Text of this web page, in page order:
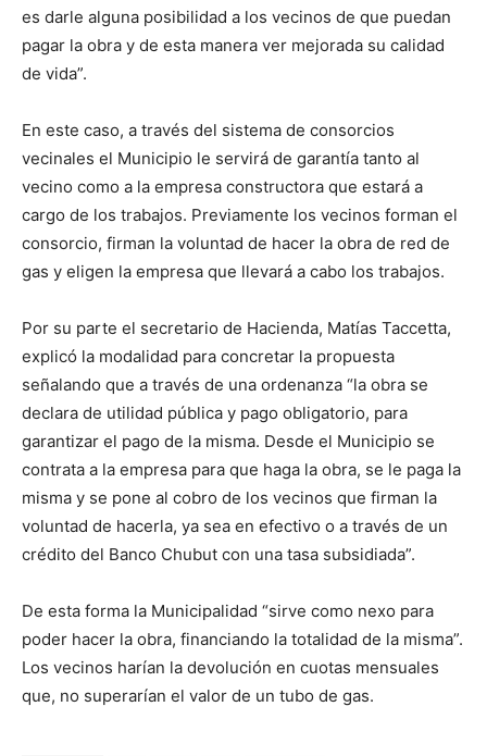
es darle alguna posibilidad a los vecinos de que puedan
pagar la obra y de esta manera ver mejorada su calidad
de vida”.
En este caso, a través del sistema de consorcios
vecinales el Municipio le servirá de garantía tanto al
vecino como a la empresa constructora que estará a
cargo de los trabajos. Previamente los vecinos forman el
consorcio, firman la voluntad de hacer la obra de red de
gas y eligen la empresa que llevará a cabo los trabajos.
Por su parte el secretario de Hacienda, Matías Taccetta,
explicó la modalidad para concretar la propuesta
señalando que a través de una ordenanza “la obra se
declara de utilidad pública y pago obligatorio, para
garantizar el pago de la misma. Desde el Municipio se
contrata a la empresa para que haga la obra, se le paga la
misma y se pone al cobro de los vecinos que firman la
voluntad de hacerla, ya sea en efectivo o a través de un
crédito del Banco Chubut con una tasa subsidiada”.
De esta forma la Municipalidad “sirve como nexo para
poder hacer la obra, financiando la totalidad de la misma”.
Los vecinos harían la devolución en cuotas mensuales
que, no superarían el valor de un tubo de gas.